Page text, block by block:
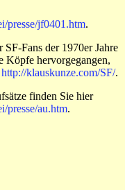
presse/jf0401.htm.
Fans der 1970er Jahre
Köpfe hervorgegangen,
http://klauskunze.com/SF/.
finden Sie hier
presse/au.htm.